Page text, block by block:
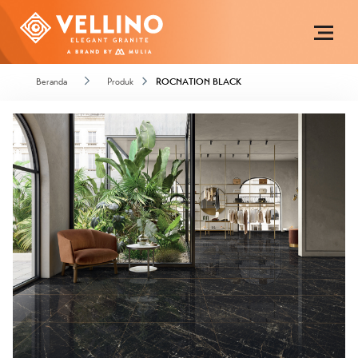
Beranda Produk ROCNATION BLACK